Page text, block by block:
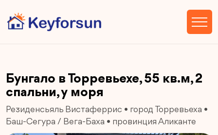
Бунгало в Торревьехе, 55 кв.м, 2
спальни, у моря
Резиденсьяль Вистаферрис • город Торревьеха •
Баш-Сегура / Вега-Баха • провинция Аликанте